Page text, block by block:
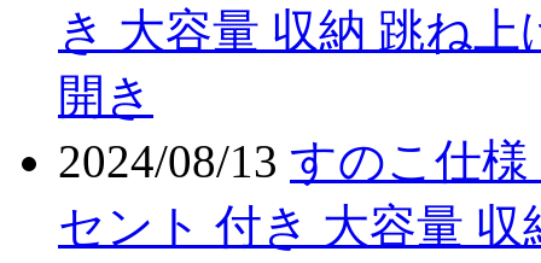
き 大容量 収納 跳ね
開き
2024/08/13 すのこ仕
セント 付き 大容量